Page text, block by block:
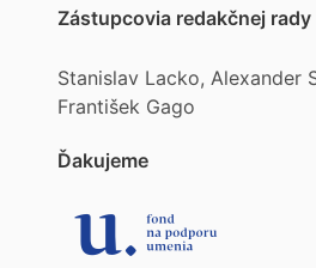
Zástupcovia redakčnej rady |
Stanislav Lacko, Alexander
František Gago
Ďakujeme